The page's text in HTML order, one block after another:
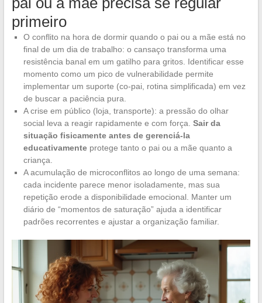
primeiro
O conflito na hora de dormir quando o pai ou a mãe está no
final de um dia de trabalho: o cansaço transforma uma
resistência banal em um gatilho para gritos. Identificar esse
momento como um pico de vulnerabilidade permite
implementar um suporte (co-pai, rotina simplificada) em vez
de buscar a paciência pura.
A crise em público (loja, transporte): a pressão do olhar
social leva a reagir rapidamente e com força. Sair da
situação fisicamente antes de gerenciá-la
educativamenteprotege tanto o pai ou a mãe quanto a
criança.
A acumulação de microconflitos ao longo de uma semana:
cada incidente parece menor isoladamente, mas sua
repetição erode a disponibilidade emocional. Manter um
diário de “momentos de saturação” ajuda a identificar
padrões recorrentes e ajustar a organização familiar.